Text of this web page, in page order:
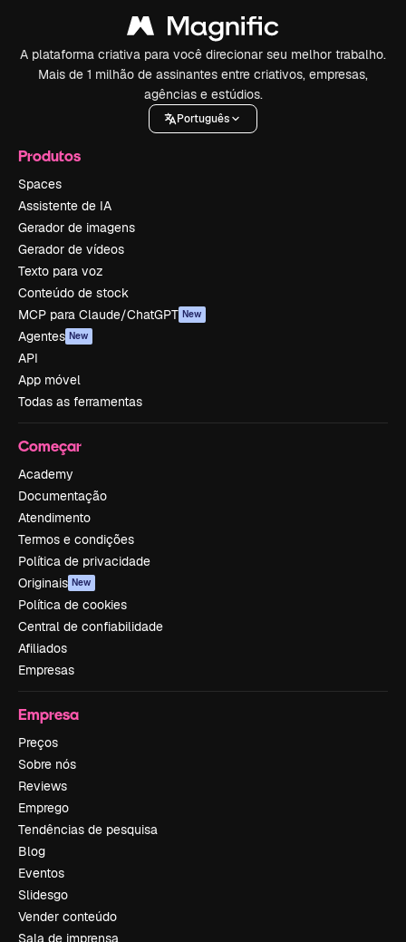
A plataforma criativa para você direcionar seu melhor trabalho.
Mais de 1 milhão de assinantes entre criativos, empresas,
agências e estúdios.
Português
Produtos
Spaces
Assistente de IA
Gerador de imagens
Gerador de vídeos
Texto para voz
Conteúdo de stock
MCP para Claude/ChatGPT New
Agentes New
API
App móvel
Todas as ferramentas
Começar
Academy
Documentação
Atendimento
Termos e condições
Política de privacidade
Originais New
Política de cookies
Central de confiabilidade
Afiliados
Empresas
Empresa
Preços
Sobre nós
Reviews
Emprego
Tendências de pesquisa
Blog
Eventos
Slidesgo
Vender conteúdo
Sala de imprensa